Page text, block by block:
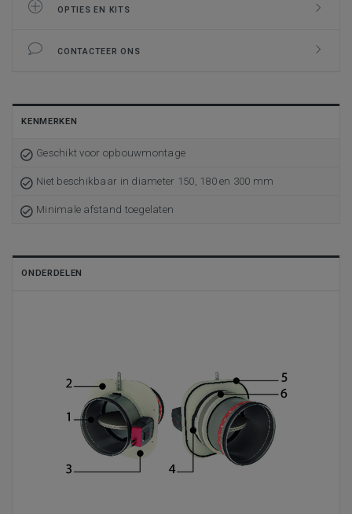
OPTIES EN KITS
CONTACTEER ONS
KENMERKEN
Geschikt voor opbouwmontage
Niet beschikbaar in diameter 150, 180 en 300 mm
Minimale afstand toegelaten
ONDERDELEN